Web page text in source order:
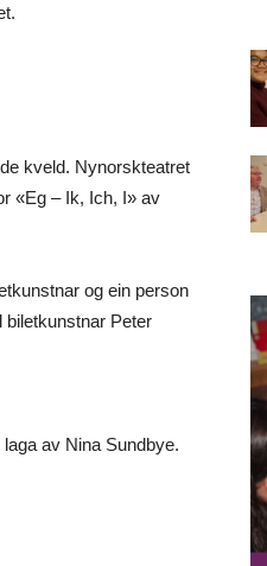
kveld. Nynorskteatret
«Eg – Ik, Ich, I» av
og ein person
Peter
av Nina Sundbye.